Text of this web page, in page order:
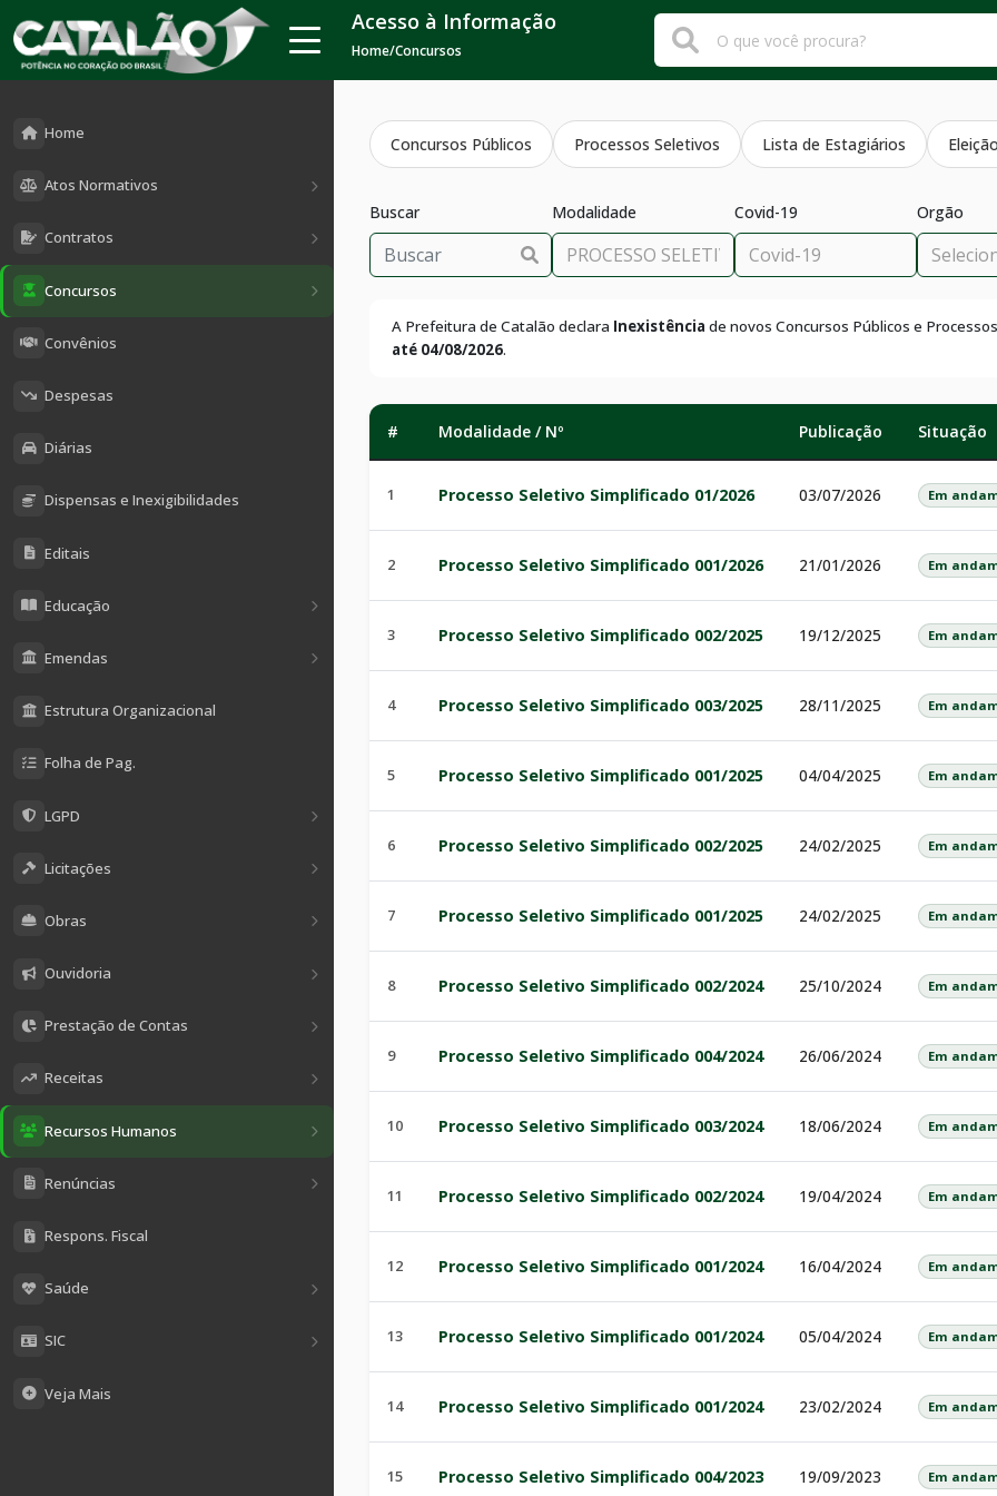
Home
Atos Normativos
Contratos
Concursos
Convênios
Despesas
Diárias
Dispensas e Inexigibilidades
Editais
Educação
Emendas
Estrutura Organizacional
Folha de Pag.
LGPD
Licitações
Obras
Ouvidoria
Prestação de Contas
Receitas
Recursos Humanos
Renúncias
Respons. Fiscal
Saúde
SIC
Veja Mais
Acesso à Informação
Home/Concursos
Concursos Públicos Processos Seletivos Lista de Estagiários
Buscar Modalidade Covid-19 Orgão
A Prefeitura de Catalão declara Inexistência de novos Concursos Públicos e
até 04/08/2026.
# Modalidade / Nº Publicação Situação
1 Processo Seletivo Simplificado 01/2026 03/07/2026 Em
2 Processo Seletivo Simplificado 001/2026 21/01/2026 Em
3 Processo Seletivo Simplificado 002/2025 19/12/2025 Em
4 Processo Seletivo Simplificado 003/2025 28/11/2025 Em
5 Processo Seletivo Simplificado 001/2025 04/04/2025 Em
6 Processo Seletivo Simplificado 002/2025 24/02/2025 Em
7 Processo Seletivo Simplificado 001/2025 24/02/2025 Em
8 Processo Seletivo Simplificado 002/2024 25/10/2024 Em
9 Processo Seletivo Simplificado 004/2024 26/06/2024 Em
10 Processo Seletivo Simplificado 003/2024 18/06/2024 Em
11 Processo Seletivo Simplificado 002/2024 19/04/2024 Em
12 Processo Seletivo Simplificado 001/2024 16/04/2024 Em
13 Processo Seletivo Simplificado 001/2024 05/04/2024 Em
14 Processo Seletivo Simplificado 001/2024 23/02/2024 Em
15 Processo Seletivo Simplificado 004/2023 19/09/2023 Em